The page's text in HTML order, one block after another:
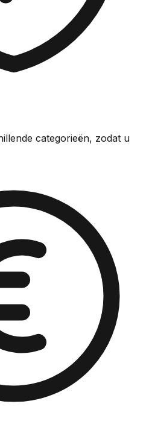
categorieën, zodat u